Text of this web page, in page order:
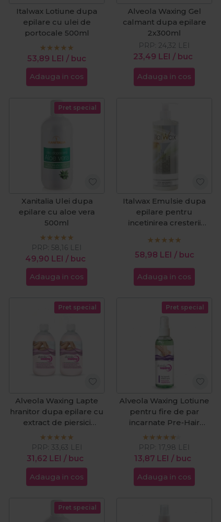
Italwax Lotiune dupa
epilare cu ulei de
portocale 500ml
53,89 LEI / buc
Adauga in cos
Alveola Waxing Gel
calmant dupa epilare
2x300ml
23,49 LEI / buc
PRP: 24,32 LEI
Adauga in cos
Pret special
Xanitalia Ulei dupa
epilare cu aloe vera
500ml
49,90 LEI / buc
PRP: 58,16 LEI
Adauga in cos
Italwax Emulsie dupa
epilare pentru
incetinirea cresterii
500ml
58,98 LEI / buc
Adauga in cos
Pret special
Alveola Waxing Lapte
hranitor dupa epilare cu
extract de piersici
2x300ml
31,62 LEI / buc
PRP: 33,63 LEI
Adauga in cos
Pret special
Alveola Waxing Lotiune
pentru fire de par
incarnate Pre-Hair
Growth 100ml
13,87 LEI / buc
PRP: 17,98 LEI
Adauga in cos
Pret special